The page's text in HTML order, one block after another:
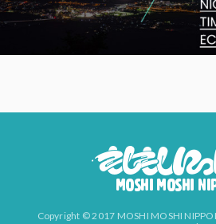
Copyright © 2017 MOSHI MOSHI